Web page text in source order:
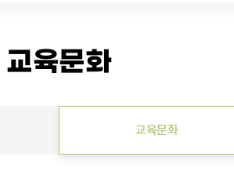
교육문화
교육문화